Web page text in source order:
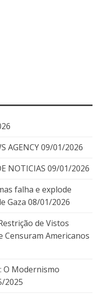
AGENCY09/01/2026
NOTICIAS 09/01/2026
falha e explode
Gaza 08/01/2026
de Vistos
Censuram Americanos
O Modernismo
2025